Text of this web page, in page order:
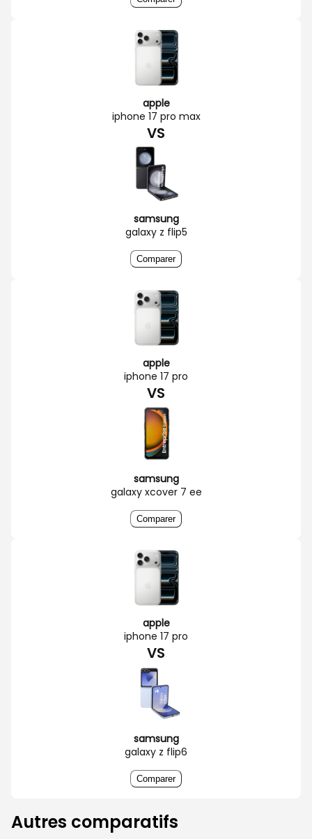
apple
iphone 17 pro max
VS
samsung
galaxy z flip5
Comparer
apple
iphone 17 pro
VS
samsung
galaxy xcover 7 ee
Comparer
apple
iphone 17 pro
VS
samsung
galaxy z flip6
Comparer
Autres comparatifs